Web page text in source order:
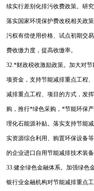
续实行差别化排污收费政策。研
落实国家环境保护费改税相关政
污权有偿使用价格、试点初期交
费收缴力度，提高收缴率。
32.*财政税收激励政策。加大对
项资金，支持节能减排重点工程
减排重点工程、项目的方式，发
购，推行*绿色采购，*节能环保
理化石能源补贴。落实支持节能
实资源综合利用、购置环保设备
的企业进口自用节能减排技术装
33.健全绿色金融体系。加强绿色
银行业金融机构对节能减排重点